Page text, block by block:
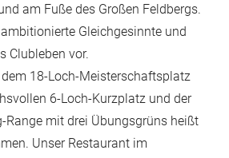
am Fuße des Großen Feldbergs.
Gleichgesinnte und
Clubleben vor.
18-Loch-Meisterschafts­platz
6-Loch-Kurzplatz und der
Range mit drei Übungsgrüns heißt
Unser Restaurant im